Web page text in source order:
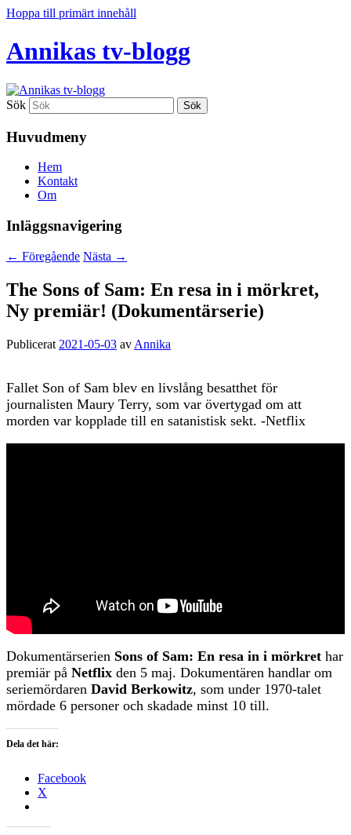
Hoppa till primärt innehåll
Annikas tv-blogg
Sök
Huvudmeny
Hem
Kontakt
Om
Inläggsnavigering
← Föregående Nästa →
The Sons of Sam: En resa in i mörkret,
Ny premiär! (Dokumentärserie)
Publicerat 2021-05-03 av Annika
Fallet Son of Sam blev en livslång besatthet för
journalisten Maury Terry, som var övertygad om att
morden var kopplade till en satanistisk sekt. -Netflix
Dokumentärserien Sons of Sam: En resa in i mörkret har
premiär på Netflix den 5 maj. Dokumentären handlar om
seriemördaren David Berkowitz, som under 1970-talet
mördade 6 personer och skadade minst 10 till.
Dela det här:
Facebook
X